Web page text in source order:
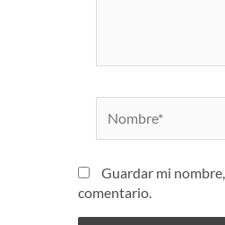
Guardar mi
comentario.